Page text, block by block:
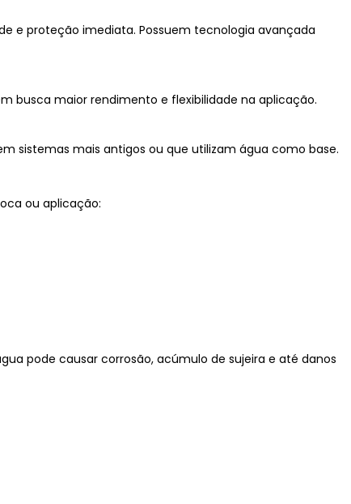
e proteção imediata. Possuem tecnologia avançada
busca maior rendimento e flexibilidade na aplicação.
sistemas mais antigos ou que utilizam água como base.
ou aplicação:
pode causar corrosão, acúmulo de sujeira e até danos